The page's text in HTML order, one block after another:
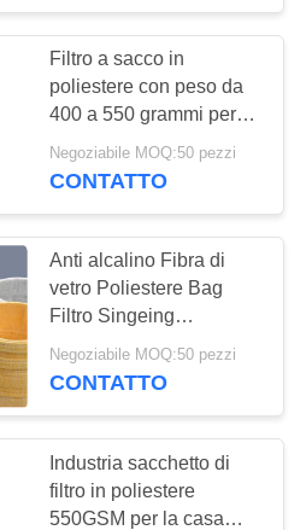
Filtro a sacco in
poliestere con peso da
400 a 550 grammi per
metro quadrato,
progettato per l'industria
Negoziabile MOQ:50 pezzi
CONTATTO
Anti alcalino Fibra di
vetro Poliestere Bag
Filtro Singeing
Trattamento
Negoziabile MOQ:50 pezzi
CONTATTO
Industria sacchetto di
filtro in poliestere
550GSM per la casa